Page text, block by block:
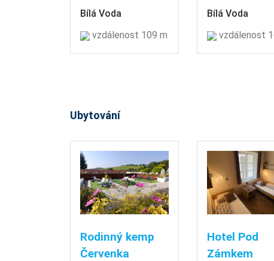
Bílá Voda
vzdálenost 109 m
Bílá Voda
vzdálenost
Ubytování
Rodinný kemp
Červenka
Hotel Pod
Zámkem